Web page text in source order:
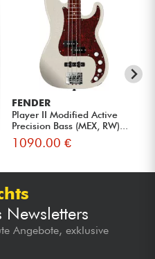
FENDER
Player II Modified Active
Precision Bass (MEX, RW)...
1090.00 €
Newsletters
Angebote, exklusive